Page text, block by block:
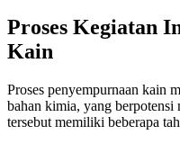
Proses Kegiatan
Kain
Proses penyempurnaan kain
bahan kimia, yang berpotensi
tersebut memiliki beberapa